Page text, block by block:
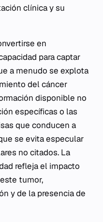
clínica y su
en
para captar
a menudo se explota
del cáncer
disponible no
específicas o las
que conducen a
se evita especular
no citados. La
refleja el impacto
tumor,
y de la presencia de